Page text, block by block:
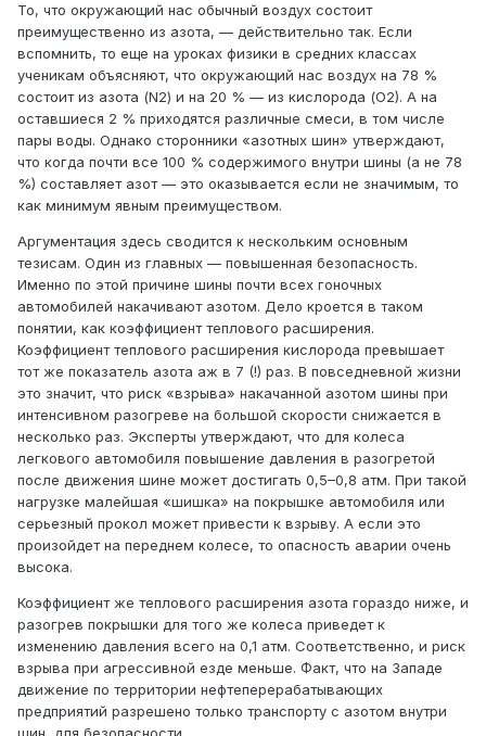
То, что окружающий нас обычный воздух состоит
преимущественно из азота, — действительно так. Если
вспомнить, то еще на уроках физики в средних классах
ученикам объясняют, что окружающий нас воздух на 78 %
состоит из азота (N2) и на 20 % — из кислорода (О2). А на
оставшиеся 2 % приходятся различные смеси, в том числе
пары воды. Однако сторонники «азотных шин» утверждают,
что когда почти все 100 % содержимого внутри шины (а не 78
%) составляет азот — это оказывается если не значимым, то
как минимум явным преимуществом.
Аргументация здесь сводится к нескольким основным
тезисам. Один из главных — повышенная безопасность.
Именно по этой причине шины почти всех гоночных
автомобилей накачивают азотом. Дело кроется в таком
понятии, как коэффициент теплового расширения.
Коэффициент теплового расширения кислорода превышает
тот же показатель азота аж в 7 (!) раз. В повседневной жизни
это значит, что риск «взрыва» накачанной азотом шины при
интенсивном разогреве на большой скорости снижается в
несколько раз. Эксперты утверждают, что для колеса
легкового автомобиля повышение давления в разогретой
после движения шине может достигать 0,5–0,8 атм. При такой
нагрузке малейшая «шишка» на покрышке автомобиля или
серьезный прокол может привести к взрыву. А если это
произойдет на переднем колесе, то опасность аварии очень
высока.
Коэффициент же теплового расширения азота гораздо ниже, и
разогрев покрышки для того же колеса приведет к
изменению давления всего на 0,1 атм. Соответственно, и риск
взрыва при агрессивной езде меньше. Факт, что на Западе
движение по территории нефтеперерабатывающих
предприятий разрешено только транспорту с азотом внутри